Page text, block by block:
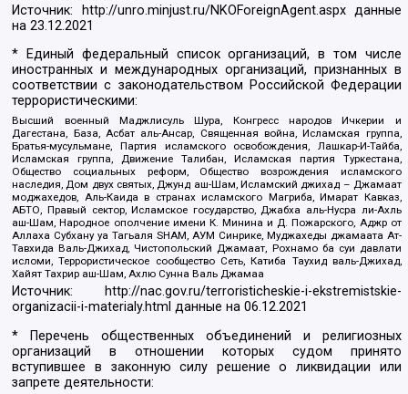
Источник: http://unro.minjust.ru/NKOForeignAgent.aspxданные
на23.12.2021
* Единый федеральный список организаций, в том числе
иностранных и международных организаций, признанных в
соответствии с законодательством Российской Федерации
террористическими:
Высший военный Маджлисуль Шура, Конгресс народов Ичкерии и
Дагестана, База, Асбат аль-Ансар, Священная война, Исламская группа,
Братья-мусульмане, Партия исламского освобождения, Лашкар-И-Тайба,
Исламская группа, Движение Талибан, Исламская партия Туркестана,
Общество социальных реформ, Общество возрождения исламского
наследия, Дом двух святых, Джунд аш-Шам, Исламский джихад – Джамаат
моджахедов, Аль-Каида в странах исламского Магриба, Имарат Кавказ,
АБТО, Правый сектор, Исламское государство, Джабха аль-Нусра ли-Ахль
аш-Шам, Народное ополчение имени К. Минина и Д. Пожарского, Аджр от
Аллаха Субхану уа Тагьаля SHAM, АУМ Синрике, Муджахеды джамаата Ат-
Тавхида Валь-Джихад, Чистопольский Джамаат, Рохнамо ба суи давлати
исломи, Террористическое сообщество Сеть, Катиба Таухид валь-Джихад,
Хайят Тахрир аш-Шам, Ахлю Сунна Валь Джамаа
Источник:
http://nac.gov.ru/terroristicheskie-i-ekstremistskie-
organizacii-i-materialy.html данные на06.12.2021
* Перечень общественных объединений и религиозных
организаций в отношении которых судом принято
вступившее в законную силу решение о ликвидации или
запрете деятельности: